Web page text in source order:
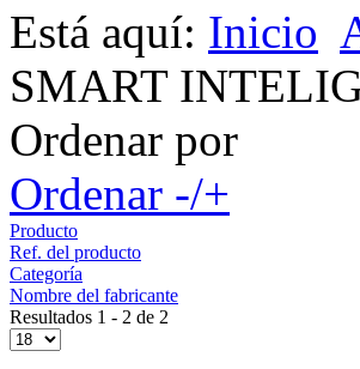
Está aquí: Inicio
SMART
Ordenar por
Ordenar -/+
Producto
Ref. del producto
Categoría
Nombre del fabricante
Resultados 1 - 2 de 2